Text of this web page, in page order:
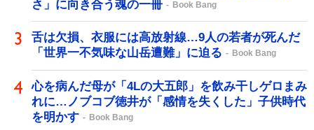
さ」に向き合う魂の一冊
Book Bang
舌は欠損、衣服には高放射線…9人の若者が死んだ
「世界一不気味な山岳遭難」に迫る
Book Bang
心を病んだ母が「4Lの大五郎」を飲み干しゲロまみ
れに…ノブコブ徳井が「感情を失くした」子供時代
を明かす
Book Bang